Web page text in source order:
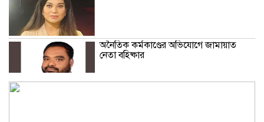
অনৈতিক কর্মকাণ্ডের অভিযোগে জামায়াত
নেতা বহিষ্কার